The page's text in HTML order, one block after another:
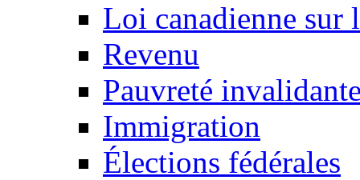
Loi canadienne sur
Revenu
Pauvreté
Immigration
Élections fédérales